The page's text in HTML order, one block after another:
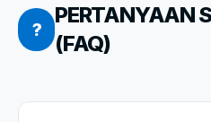
?
PERTANYAAN
(FAQ)